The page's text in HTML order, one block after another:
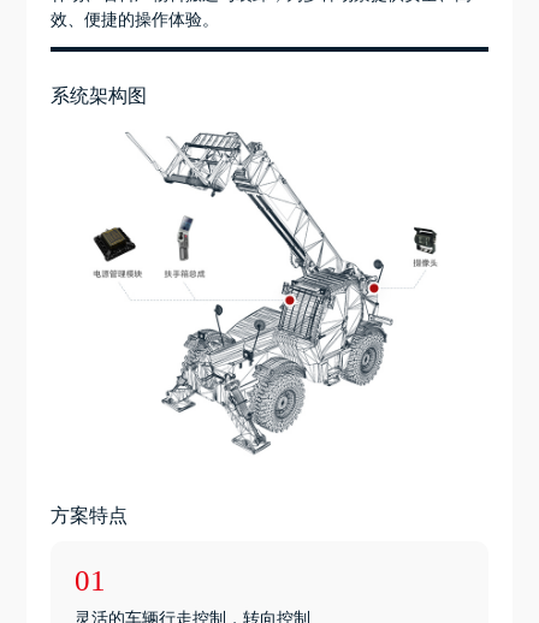
效、便捷的操作体验。
系统架构图
方案特点
01
灵活的车辆行走控制，转向控制